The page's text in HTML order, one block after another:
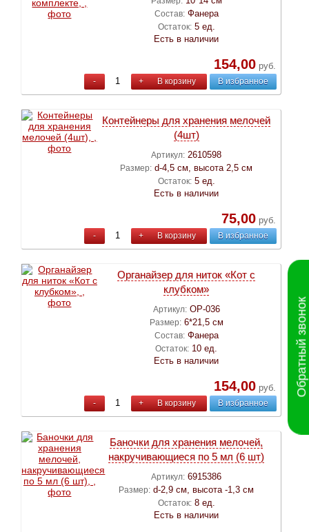
Состав: Фанера
Остаток: 5 ед.
Есть в наличии
154,00руб.
- + В корзину В избранное
Контейнеры для хранения мелочей
(4шт)
Артикул: 2610598
Размер: d-4,5 см, высота 2,5 см
Остаток: 5 ед.
Есть в наличии
75,00руб.
- + В корзину В избранное
Органайзер для ниток «Кот с
клубком»
Артикул: ОР-036
Размер: 6*21,5 см
Состав: Фанера
Остаток: 10 ед.
Есть в наличии
154,00руб.
- + В корзину В избранное
Баночки для хранения мелочей,
накручивающиеся по 5 мл (6 шт)
Артикул: 6915386
Размер: d-2,9 см, высота -1,3 см
Остаток: 8 ед.
Есть в наличии
Обратный звонок